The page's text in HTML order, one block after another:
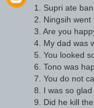
1. Supri ate
2. Ningsih went
3. Are you
4. My dad was
5. You looked
6. Tono was
7. You do not
8. I was so
9. Did he kill